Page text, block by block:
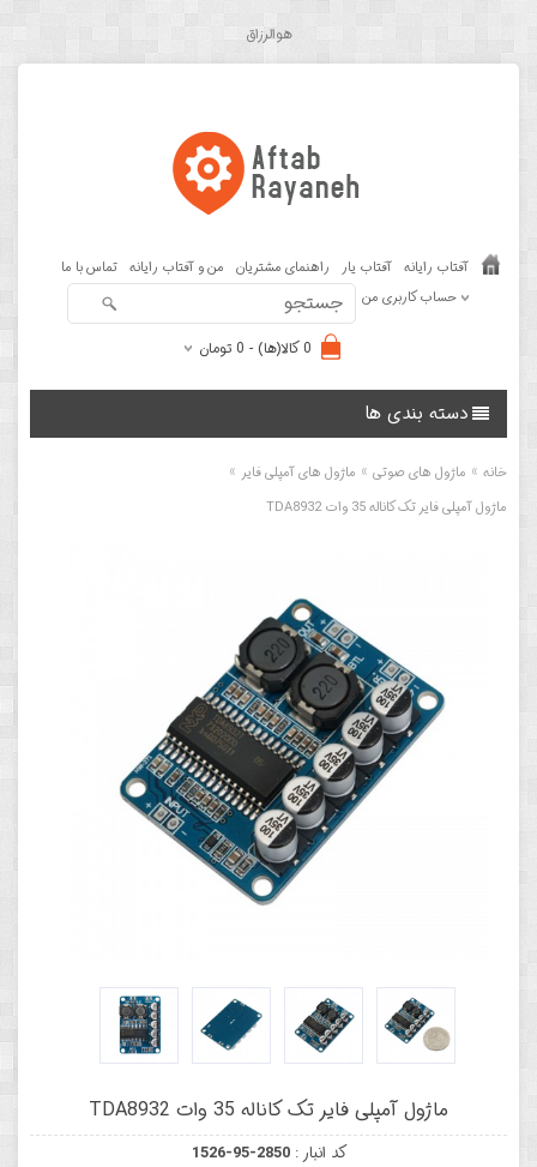
هوالرزاق
آفتاب رایانه آفتاب یار راهنمای مشتریان من و آفتاب رایانه تماس با ما
حساب کاربری من
0 کالا(ها) - 0 تومان
دسته بندی ها
خانه » ماژول های صوتی » ماژول های آمپلی فایر »
ماژول آمپلی فایر تک کاناله 35 وات TDA8932
ماژول آمپلی فایر تک کاناله 35 وات TDA8932
کد انبار :1526-95-2850